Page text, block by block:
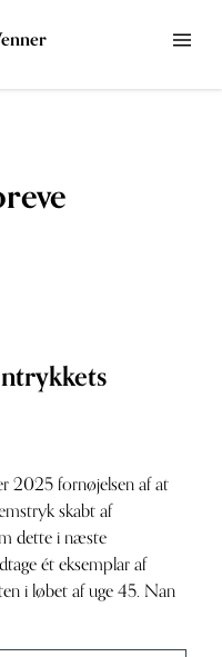
2025 fornøjelsen af at
skabt af
dette i næste
ét eksemplar af
i løbet af uge 45. Nan